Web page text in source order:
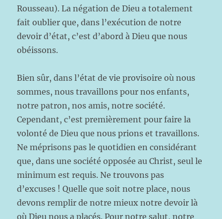
Rousseau). La négation de Dieu a totalement
fait oublier que, dans l’exécution de notre
devoir d’état, c’est d’abord à Dieu que nous
obéissons.
Bien sûr, dans l’état de vie provisoire où nous
sommes, nous travaillons pour nos enfants,
notre patron, nos amis, notre société.
Cependant, c’est premièrement pour faire la
volonté de Dieu que nous prions et travaillons.
Ne méprisons pas le quotidien en considérant
que, dans une société opposée au Christ, seul le
minimum est requis. Ne trouvons pas
d’excuses ! Quelle que soit notre place, nous
devons remplir de notre mieux notre devoir là
où Dieu nous a placés. Pour notre salut, notre